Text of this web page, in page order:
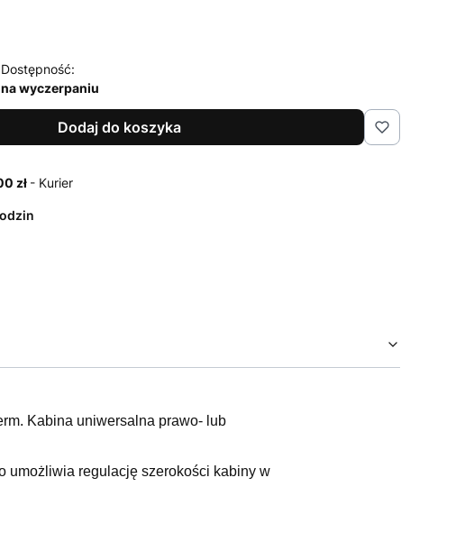
Dostępność:
na wyczerpaniu
Dodaj do koszyka
zł - Kurier
Kabina uniwersalna prawo- lub
umożliwia regulację szerokości kabiny w